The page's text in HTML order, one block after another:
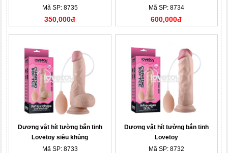
Mã SP: 8735
350,000đ
Mã SP: 8734
600,000đ
Dương vật hít tường bắn tinh
Lovetoy siêu khủng
Mã SP: 8733
Dương vật hít tường bắn tinh
Lovetoy
Mã SP: 8732